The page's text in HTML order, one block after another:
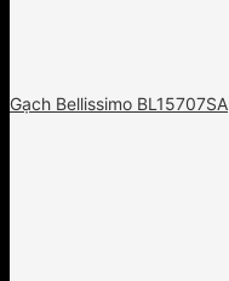
Gạch Bellissimo BL15707SA